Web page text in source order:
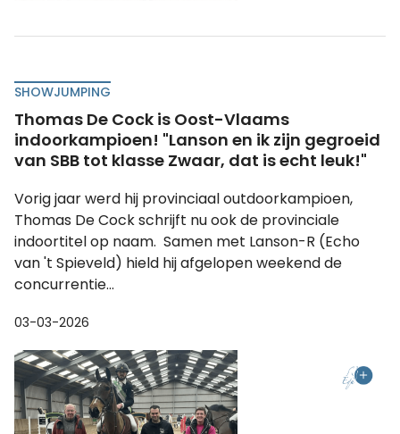
SHOWJUMPING
Thomas De Cock is Oost-Vlaams
indoorkampioen! "Lanson en ik zijn gegroeid
van SBB tot klasse Zwaar, dat is echt leuk!"
Vorig jaar werd hij provinciaal outdoorkampioen,
Thomas De Cock schrijft nu ook de provinciale
indoortitel op naam. Samen met Lanson-R (Echo
van 't Spieveld) hield hij afgelopen weekend de
concurrentie...
03-03-2026